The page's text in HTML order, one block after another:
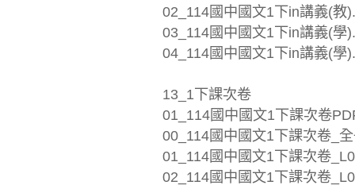
02_114國中國文1下in講義(教
03_114國中國文1下in講義(學
04_114國中國文1下in講義(學
13_1下課次卷
01_114國中國文1下課次卷
00_114國中國文1下課次卷_
01_114國中國文1下課次卷
02_114國中國文1下課次卷